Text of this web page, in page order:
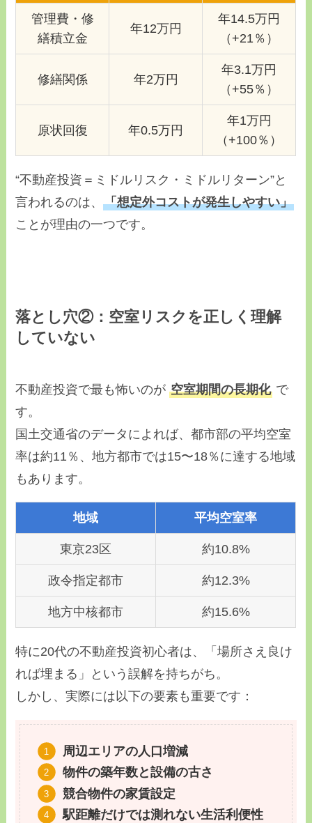
管理費・修
繕積立金
年12万円
年14.5万円
（+21％）
修繕関係 年2万円
年3.1万円
（+55％）
原状回復 年0.5万円
年1万円
（+100％）
“不動産投資＝ミドルリスク・ミドルリターン”と
言われるのは、「想定外コストが発生しやすい」
ことが理由の一つです。
落とし穴②：空室リスクを正しく理解
していない
不動産投資で最も怖いのが空室期間の長期化 で
す。
国土交通省のデータによれば、都市部の平均空室
率は約11％、地方都市では15〜18％に達する地域
もあります。
地域 平均空室率
東京23区 約10.8%
政令指定都市 約12.3%
地方中核都市 約15.6%
特に20代の不動産投資初心者は、「場所さえ良け
れば埋まる」という誤解を持ちがち。
しかし、実際には以下の要素も重要です：
周辺エリアの人口増減
物件の築年数と設備の古さ
競合物件の家賃設定
駅距離だけでは測れない生活利便性